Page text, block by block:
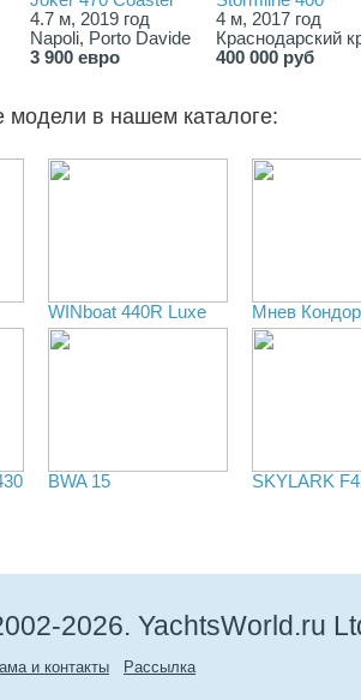
4.7 м, 2019 год
Napoli, Porto Davide
3 900 евро
4 м, 2017 год
Краснодарский
400 000 руб
модели в нашем каталоге:
WINboat 440R Luxe Мнев
BWA 15 SKYLARK
2026. YachtsWorld.ru
и контакты Рассылка